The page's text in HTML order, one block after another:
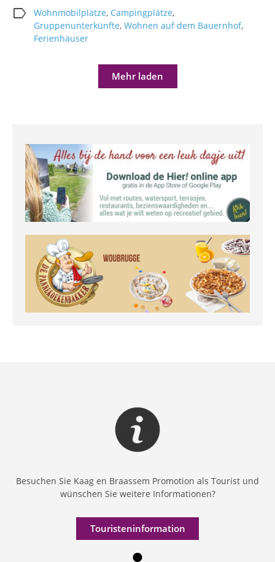
label Wohnmobilplätze, Campingplätze,
Gruppenunterkünfte, Wohnen auf dem Bauernhof,
Ferienhäuser
Mehr laden
Besuchen Sie Kaag en Braassem Promotion als Tourist und
wünschen Sie weitere Informationen?
Touristeninformation